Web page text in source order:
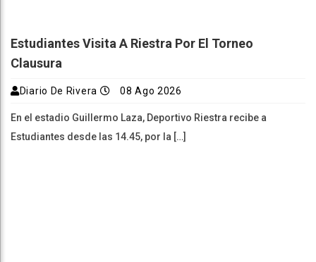
Estudiantes Visita A Riestra Por El Torneo
Clausura
Diario De Rivera 08 Ago 2026
En el estadio Guillermo Laza, Deportivo Riestra recibe a
Estudiantes desde las 14.45, por la […]